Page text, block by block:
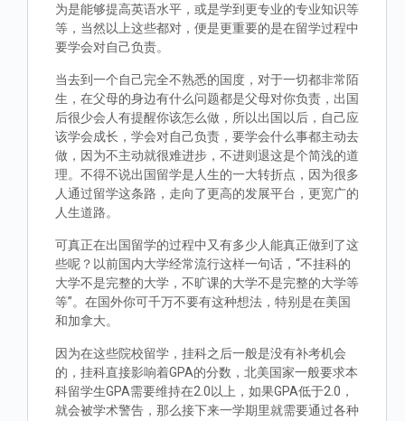
为是能够提高英语水平，或是学到更专业的专业知识等
等，当然以上这些都对，便是更重要的是在留学过程中
要学会对自己负责。
当去到一个自己完全不熟悉的国度，对于一切都非常陌
生，在父母的身边有什么问题都是父母对你负责，出国
后很少会人有提醒你该怎么做，所以出国以后，自己应
该学会成长，学会对自己负责，要学会什么事都主动去
做，因为不主动就很难进步，不进则退这是个简浅的道
理。不得不说出国留学是人生的一大转折点，因为很多
人通过留学这条路，走向了更高的发展平台，更宽广的
人生道路。
可真正在出国留学的过程中又有多少人能真正做到了这
些呢？以前国内大学经常流行这样一句话，“不挂科的
大学不是完整的大学，不旷课的大学不是完整的大学等
等”。在国外你可千万不要有这种想法，特别是在美国
和加拿大。
因为在这些院校留学，挂科之后一般是没有补考机会
的，挂科直接影响着GPA的分数，北美国家一般要求本
科留学生GPA需要维持在2.0以上，如果GPA低于2.0，
就会被学术警告，那么接下来一学期里就需要通过各种